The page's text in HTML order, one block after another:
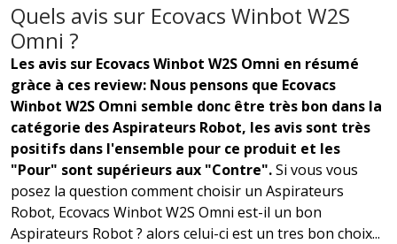
Quels avis sur Ecovacs Winbot W2S
Omni ?
Les avis sur Ecovacs Winbot W2S Omni en résumé
gràce à ces review: Nous pensons que Ecovacs
Winbot W2S Omni semble donc être très bon dans la
catégorie des Aspirateurs Robot, les avis sont très
positifs dans l'ensemble pour ce produit et les
"Pour" sont supérieurs aux "Contre".Si vous vous
posez la question comment choisir un Aspirateurs
Robot, Ecovacs Winbot W2S Omni est-il un bon
Aspirateurs Robot ? alors celui-ci est un tres bon choix...